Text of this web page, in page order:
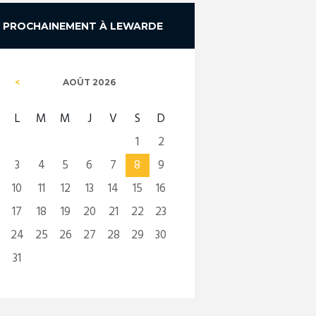
PROCHAINEMENT À LEWARDE
AOÛT 2026
L M M J V S
D
1
2
3
4 5 6 7 8
9
10
11 12 13 14 15
16
17
18 19 20 21 22
23
24
25 26 27 28 29
30
31